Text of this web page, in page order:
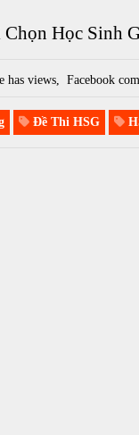
Học Sinh
hasviews, Facebook
Đề Thi HSG